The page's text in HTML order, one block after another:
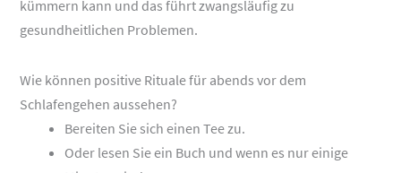
kümmern kann und das führt zwangsläufig zu
gesundheitlichen Problemen.
Wie können positive Rituale für abends vor dem
Schlafengehen aussehen?
Bereiten Sie sich einen Tee zu.
Oder lesen Sie ein Buch und wenn es nur einige